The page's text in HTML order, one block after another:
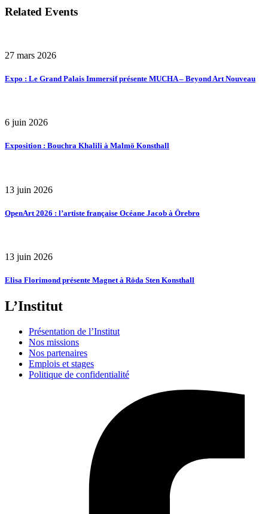
Related Events
27 mars 2026
Expo : Le Grand Palais Immersif présente MUCHA – Beyond Art Nouveau
6 juin 2026
Exposition : Bouchra Khalili à Malmö Konsthall
13 juin 2026
OpenArt 2026 : l’artiste française Océane Jacob à Örebro
13 juin 2026
Elisa Florimond présente Magnet à Röda Sten Konsthall
L’Institut
Présentation de l’Institut
Nos missions
Nos partenaires
Emplois et stages
Politique de confidentialité